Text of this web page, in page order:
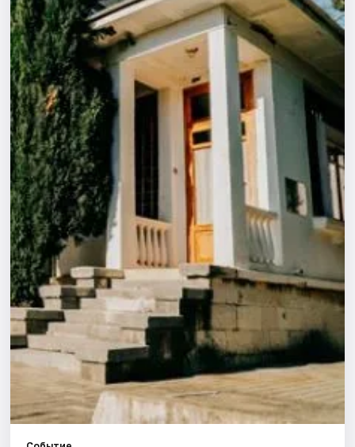
Квесты
Экскурсии
Спорт
События
Города
Площадки
Артисты
Рейтинги